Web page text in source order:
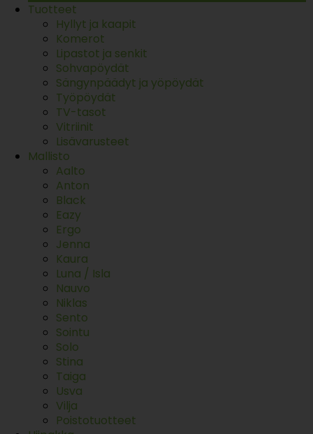
Tuotteet
Hyllyt ja kaapit
Komerot
Lipastot ja senkit
Sohvapöydät
Sängynpäädyt ja yöpöydät
Työpöydät
TV-tasot
Vitriinit
Lisävarusteet
Mallisto
Aalto
Anton
Black
Eazy
Ergo
Jenna
Kaura
Luna / Isla
Nauvo
Niklas
Sento
Sointu
Solo
Stina
Taiga
Usva
Vilja
Poistotuotteet